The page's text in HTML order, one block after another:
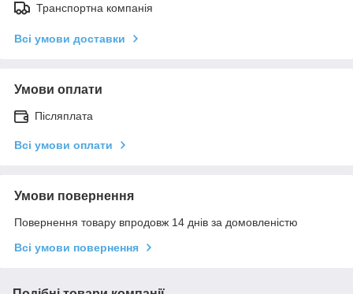
Транспортна компанія
Всі умови доставки
Умови оплати
Післяплата
Всі умови оплати
Умови повернення
Повернення товару впродовж 14 днів за домовленістю
Всі умови повернення